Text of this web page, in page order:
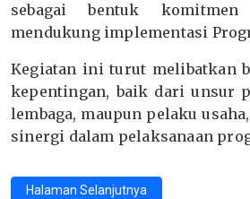
sebagai bentuk
mendukung implementasi
Kegiatan ini turut melibatkan
kepentingan, baik dari unsur
lembaga, maupun pelaku
sinergi dalam pelaksanaan
Halaman Selanjutnya